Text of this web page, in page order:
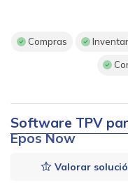
Compras
Software TPV
Epos Now
Valorar